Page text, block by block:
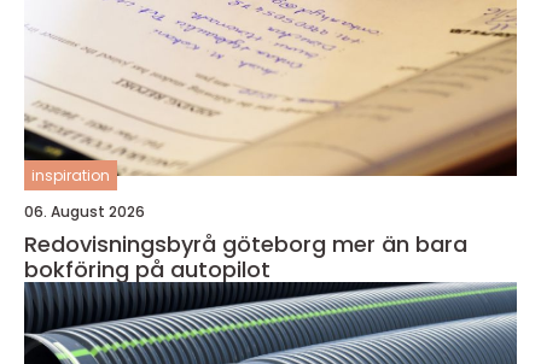
inspiration
06. August 2026
Redovisningsbyrå göteborg mer än bara
bokföring på autopilot